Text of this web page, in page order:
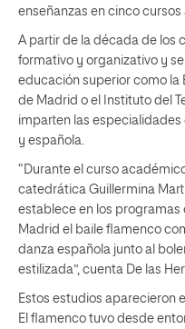
enseñanzas en cinco
A partir de la década de los
formativo y organizativo y
educación superior como la
de Madrid o el Instituto del
imparten las
y española.
“Durante el curso
catedrática Guillermina
establece en los
Madrid el baile flamenco
danza española junto al
estilizada”, cuenta De las
Estos estudios aparecieron
El flamenco tuvo desde